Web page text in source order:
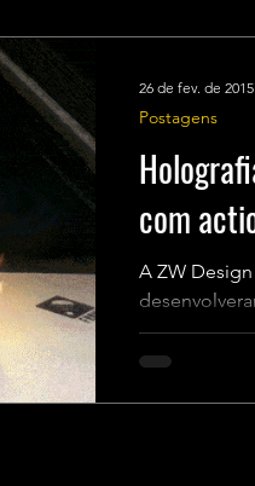
com
A ZW
Postagens
26 de fev. de 2015